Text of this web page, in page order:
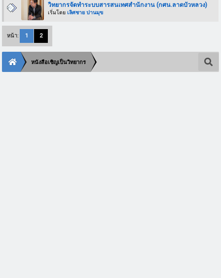
วิทยากรจัดทำระบบสารสนเทศสำนักงาน (กศน.ลาดบัวหลวง)
เริ่มโดยเลิศชาย ปานมุข
หน้า: 1 2
หนังสือเชิญเป็นวิทยากร